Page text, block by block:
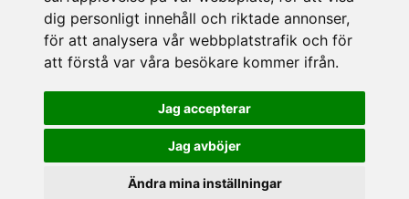
dig personligt innehåll och riktade annonser,
för att analysera vår webbplatstrafik och för
att förstå var våra besökare kommer ifrån.
Jag accepterar
Jag avböjer
Ändra mina inställningar